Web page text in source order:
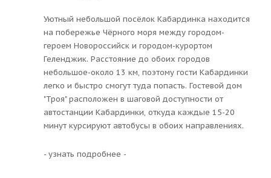
Уютный небольшой посёлок Кабардинка находится
на побережье Чёрного моря между городом-
героем Новороссийск и городом-курортом
Геленджик. Расстояние до обоих городов
небольшое-около 13 км, поэтому гости Кабардинки
легко и быстро смогут туда попасть. Гостевой дом
"Троя" расположен в шаговой доступности от
автостанции Кабардинки, откуда каждые 15-20
минут курсируют автобусы в обоих направлениях.
- узнать подробнее -